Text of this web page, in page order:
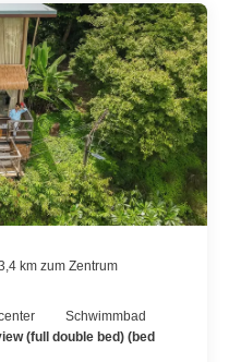
km zum Zentrum
Schwimmbad
(full double bed) (bed